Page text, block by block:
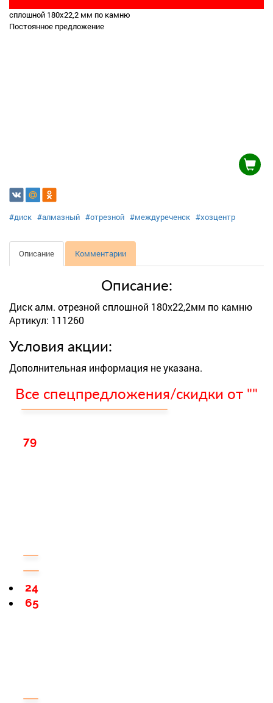
сплошной 180х22,2 мм по камню
Постоянное предложение
#диск #алмазный #отрезной #междуреченск #хозцентр
Описание Комментарии
Описание:
Диск алм. отрезной сплошной 180х22,2мм по камню
Артикул: 111260
Условия акции:
Дополнительная информация не указана.
Все спецпредложения/скидки от ""
79
65
24